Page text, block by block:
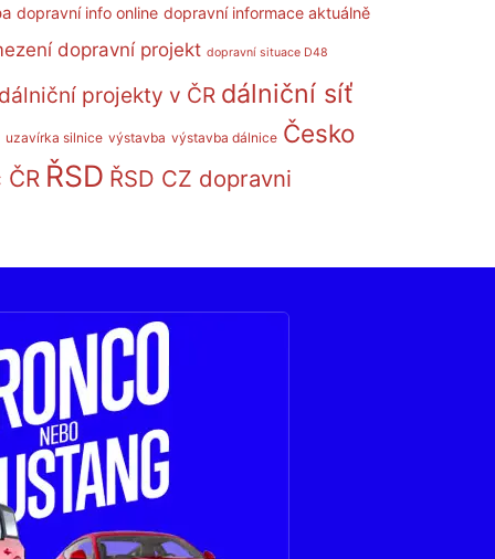
dopravní info online dopravní informace aktuálně
dopravní projekt dopravní situace D48
projekty v ČR dálniční síť
uzavírka silnice výstavba výstavba dálnice Česko
ŘSD ŘSD CZ dopravni